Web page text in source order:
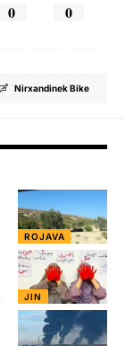
0 0
Nirxandinek Bike
ROJAVA
JIN